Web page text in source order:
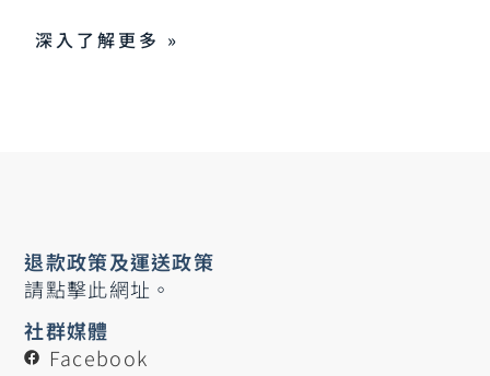
深入了解更多 »
社群媒體
Facebook
退款政策及運送政策
請點擊此網址。